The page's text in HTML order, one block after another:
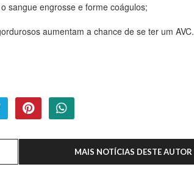
sangue engrosse e forme coágulos;
aumentam a chance de se ter um AVC.
MAIS NOTÍCIAS DESTE AUTOR